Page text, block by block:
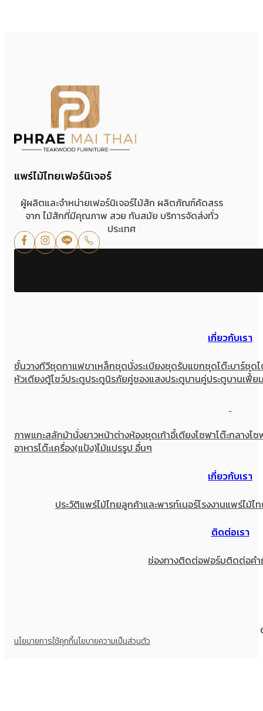
แพร่ไม้ไทยเฟอร์นิเจอร์
ผู้ผลิตและจำหน่ายเฟอร์นิเจอร์ไม้สัก ผลิตภัณฑ์คัดสรร
จาก ไม้สักที่มีคุณภาพ สวย ทันสมัย บริการจัดส่งทั่ว
ประเทศ
เกี่ยวกับเรา
ชั้นวางทีวีชุดกาแฟขาเหล็กชุดนั่งระเบียงชุดรับแขกชุดโต๊ะบาร์ชุดโ
หัวเตียงตู้โชว์ประตูประตูนิรภัยคู่ชองแสงประตูบานคู่ประตูบานเฟี้ย
ภาพแกะสลักม้านั่งยาวหน้าต่างห้องชุดเก้าอี้เตียงโซฟาโต๊ะกลางโซ
อาหารโต๊ะเครื่อง(แป้ง)ไม้แปรรูป อื่นๆ
เกี่ยวกับเรา
ประวัติแพร่ไม้ไทยลูกค้าและพารท์เนอร์โรงงานแพร่ไม้ไ
ติดต่อเรา
ช่องทางติดต่อฟอร์มติดต่อค
นโยบายการใช้คุกกี้นโยบายความเป็นส่วนตัว